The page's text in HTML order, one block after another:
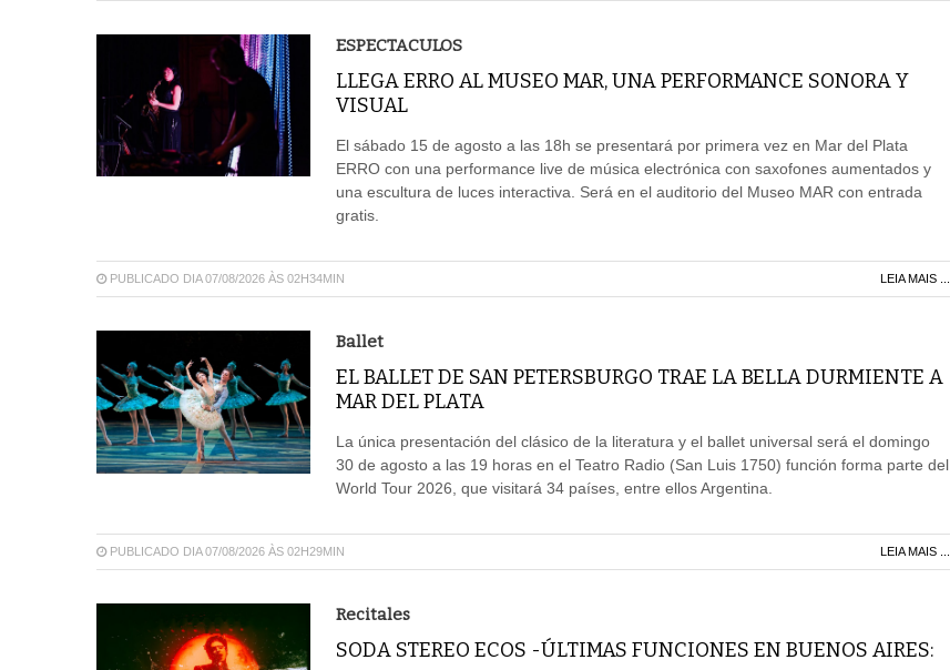
ESPECTACULOS
LLEGA ERRO AL MUSEO MAR, UNA PERFORMANCE SONORA Y
VISUAL
El sábado 15 de agosto a las 18h se presentará por primera vez en Mar del Plata
ERRO con una performance live de música electrónica con saxofones aumentados y
una escultura de luces interactiva. Será en el auditorio del Museo MAR con entrada
gratis.
PUBLICADO DIA 07/08/2026 ÀS 02H34MIN LEIA MAIS ...
Ballet
EL BALLET DE SAN PETERSBURGO TRAE LA BELLA DURMIENTE A
MAR DEL PLATA
La única presentación del clásico de la literatura y el ballet universal será el domingo
30 de agosto a las 19 horas en el Teatro Radio (San Luis 1750) función forma parte del
World Tour 2026, que visitará 34 países, entre ellos Argentina.
PUBLICADO DIA 07/08/2026 ÀS 02H29MIN LEIA MAIS ...
Recitales
SODA STEREO ECOS -ÚLTIMAS FUNCIONES EN BUENOS AIRES: